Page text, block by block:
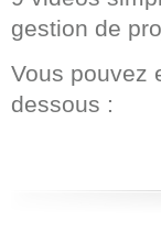
gestion de
Vous pouvez
dessous :